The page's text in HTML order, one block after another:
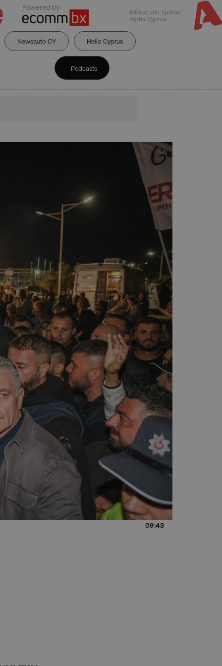
Powered by:
Μέλος του ομίλου
Alpha Cyprus
Newsauto CY Hello Cyprus
Podcasts
09:43